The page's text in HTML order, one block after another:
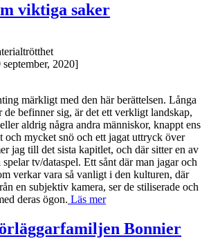
viktiga saker
september, 2020]
märkligt med den här berättelsen. Långa
de befinner sig, är det ett verkligt landskap,
aldrig några andra människor, knappt ens
mycket snö och ett jagat uttryck över
jag till det sista kapitlet, och där sitter en av
tv/dataspel. Ett sånt där man jagar och
verkar vara så vanligt i den kulturen, där
en subjektiv kamera, ser de stiliserade och
deras ögon. Läs mer
Bonnier